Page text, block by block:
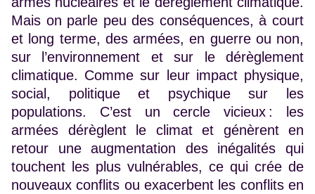
Mais on parle peu des conséquences, à court
et long terme, des armées, en guerre ou non,
sur l’environnement et sur le dérèglement
climatique. Comme sur leur impact physique,
social, politique et psychique sur les
populations. C’est un cercle vicieux : les
armées dérèglent le climat et génèrent en
retour une augmentation des inégalités qui
touchent les plus vulnérables, ce qui crée de
nouveaux conflits ou exacerbent les conflits en